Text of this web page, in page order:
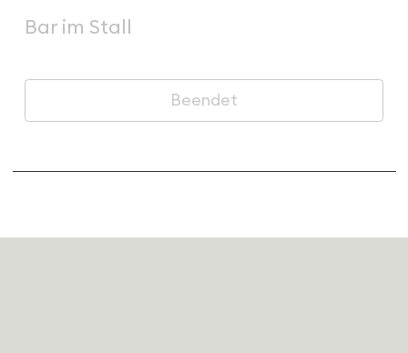
Bar im Stall
Beendet